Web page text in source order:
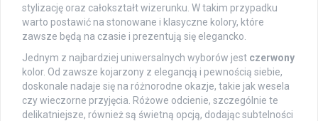
stylizację oraz całokształt wizerunku. W takim przypadku
warto postawić na stonowane i klasyczne kolory, które
zawsze będą na czasie i prezentują się elegancko.
Jednym z najbardziej uniwersalnych wyborów jest czerwony
kolor. Od zawsze kojarzony z elegancją i pewnością siebie,
doskonale nadaje się na różnorodne okazje, takie jak wesela
czy wieczorne przyjęcia. Różowe odcienie, szczególnie te
delikatniejsze, również są świetną opcją, dodając subtelności